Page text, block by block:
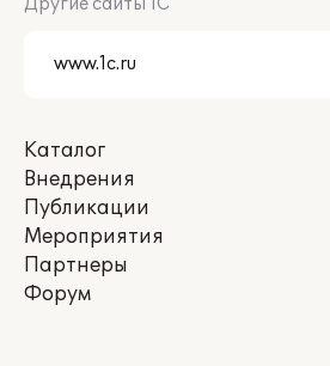
Другие сайты 1С
Каталог
Внедрения
Публикации
Мероприятия
Партнеры
Форум